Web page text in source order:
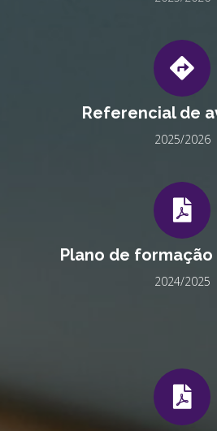
Referencial de
2025/2026
Plano de
2024/2025